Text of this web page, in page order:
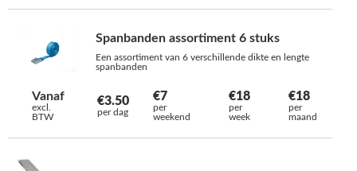
Spanbanden assortiment 6 stuks
Een assortiment van 6 verschillende dikte en lengte
spanbanden
Vanaf
excl.
BTW
€3.50
per dag
€7
per
weekend
€18
per
week
€18
per
maand